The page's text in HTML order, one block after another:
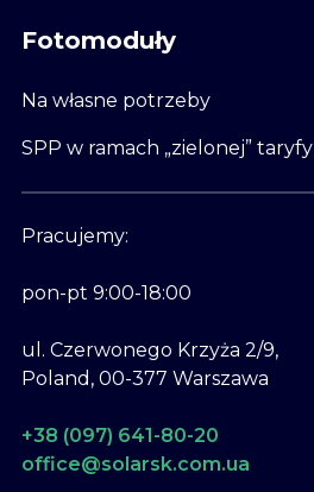
Fotomoduły
Na własne potrzeby
SPP w ramach „zielonej” taryfy
Pracujemy:
pon-pt 9:00-18:00
ul. Czerwonego Krzyża 2/9,
Poland, 00-377 Warszawa
+38 (097) 641-80-20
office@solarsk.com.ua